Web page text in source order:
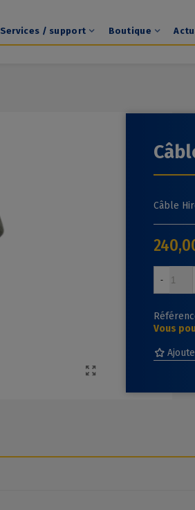
Services / support Boutique
Câble
-
Vous